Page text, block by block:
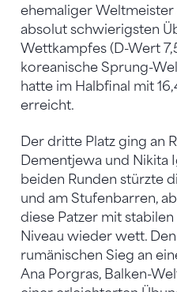
ehemaliger
absolut schwierigsten
Wettkampfes (D-Wert
koreanische Sprung-
hatte im Halbfinal mit
erreicht.
Der dritte Platz ging an
Dementjewa und Nikita
beiden Runden stürzte
und am Stufenbarren,
diese Patzer mit
Niveau wieder wett.
rumänischen Sieg an
Ana Porgras, Balken-